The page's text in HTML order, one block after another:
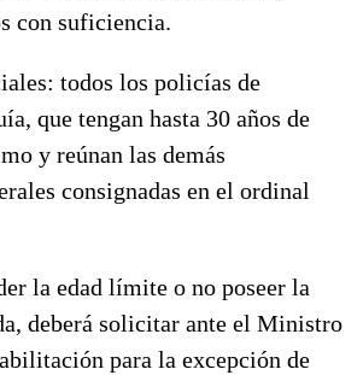
con suficiencia.
todos los policías de
que tengan hasta 30 años de
y reúnan las demás
consignadas en el ordinal
la edad límite o no poseer la
deberá solicitar ante el Ministro
para la excepción de